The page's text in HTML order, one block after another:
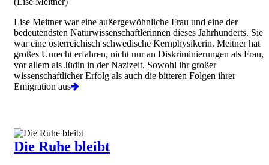
Lise Meitner war eine außergewöhnliche Frau und eine der
bedeutendsten Naturwissenschaftlerinnen dieses Jahrhunderts. Sie
war eine österreichisch schwedische Kernphysikerin. Meitner hat
großes Unrecht erfahren, nicht nur an Diskriminierungen als Frau,
vor allem als Jüdin in der Nazizeit. Sowohl ihr großer
wissenschaftli­cher Erfolg als auch die bitteren Folgen ihrer
Emigration aus
Die Ruhe bleibt